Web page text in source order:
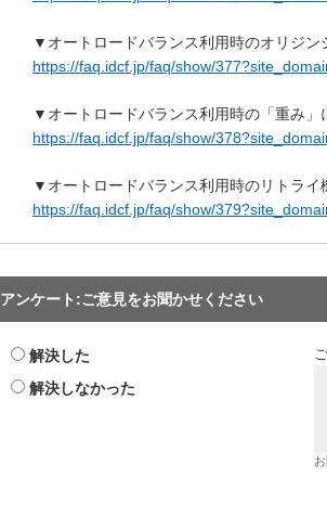
▼オートロードバランス利用時のオリジン
https://faq.idcf.jp/faq/show/
▼オートロードバランス利用時の「重み」
https://faq.idcf.jp/faq/show/
▼オートロードバランス利用時のリトライ
https://faq.idcf.jp/faq/show/
アンケート:ご意見をお聞かせください
解決した
解決しなかった